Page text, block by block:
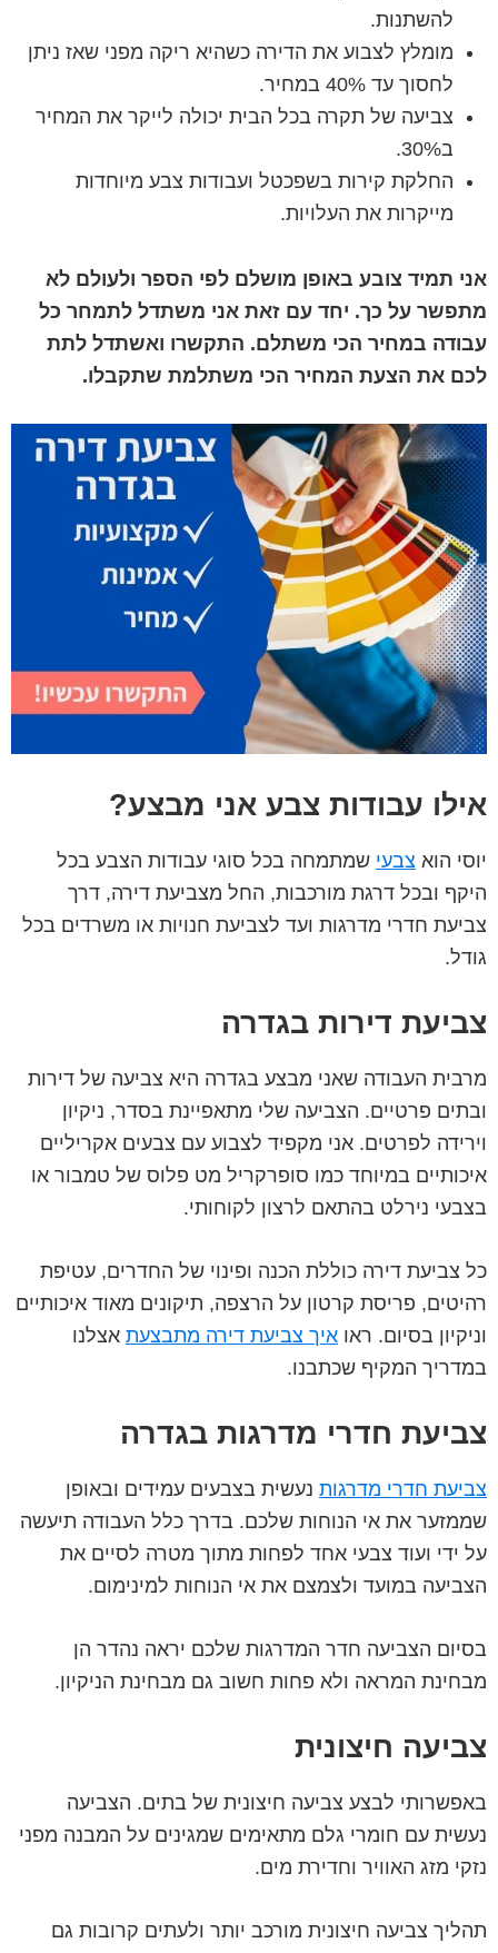
להשתנות.
מומלץ לצבוע את הדירה כשהיא ריקה מפני שאז ניתן
לחסוך עד 40% במחיר.
צביעה של תקרה בכל הבית יכולה לייקר את המחיר
ב30%.
החלקת קירות בשפכטל ועבודות צבע מיוחדות
מייקרות את העלויות.
אני תמיד צובע באופן מושלם לפי הספר ולעולם לא
מתפשר על כך. יחד עם זאת אני משתדל לתמחר כל
עבודה במחיר הכי משתלם. התקשרו ואשתדל לתת
לכם את הצעת המחיר הכי משתלמת שתקבלו.
אילו עבודות צבע אני מבצע?
יוסי הוא צבעי שמתמחה בכל סוגי עבודות הצבע בכל
היקף ובכל דרגת מורכבות, החל מצביעת דירה, דרך
צביעת חדרי מדרגות ועד לצביעת חנויות או משרדים בכל
גודל.
צביעת דירות בגדרה
מרבית העבודה שאני מבצע בגדרה היא צביעה של דירות
ובתים פרטיים. הצביעה שלי מתאפיינת בסדר, ניקיון
וירידה לפרטים. אני מקפיד לצבוע עם צבעים אקריליים
איכותיים במיוחד כמו סופרקריל מט פלוס של טמבור או
בצבעי נירלט בהתאם לרצון לקוחותי.
כל צביעת דירה כוללת הכנה ופינוי של החדרים, עטיפת
רהיטים, פריסת קרטון על הרצפה, תיקונים מאוד איכותיים
וניקיון בסיום. ראו איך צביעת דירה מתבצעת אצלנו
במדריך המקיף שכתבנו.
צביעת חדרי מדרגות בגדרה
צביעת חדרי מדרגות נעשית בצבעים עמידים ובאופן
שממזער את אי הנוחות שלכם. בדרך כלל העבודה תיעשה
על ידי ועוד צבעי אחד לפחות מתוך מטרה לסיים את
הצביעה במועד ולצמצם את אי הנוחות למינימום.
בסיום הצביעה חדר המדרגות שלכם יראה נהדר הן
מבחינת המראה ולא פחות חשוב גם מבחינת הניקיון.
צביעה חיצונית
באפשרותי לבצע צביעה חיצונית של בתים. הצביעה
נעשית עם חומרי גלם מתאימים שמגינים על המבנה מפני
נזקי מזג האוויר וחדירת מים.
תהליך צביעה חיצונית מורכב יותר ולעתים קרובות גם